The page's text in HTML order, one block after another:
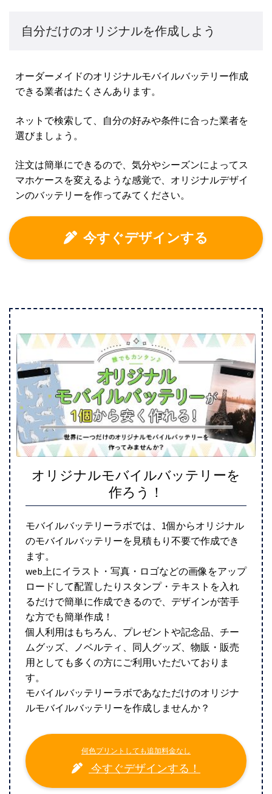
自分だけのオリジナルを作成しよう
オーダーメイドのオリジナルモバイルバッテリー作成
できる業者はたくさんあります。
ネットで検索して、自分の好みや条件に合った業者を
選びましょう。
注文は簡単にできるので、気分やシーズンによってス
マホケースを変えるような感覚で、オリジナルデザイ
ンのバッテリーを作ってみてください。
今すぐデザインする
オリジナルモバイルバッテリーを
作ろう！
モバイルバッテリーラボでは、1個からオリジナル
のモバイルバッテリーを見積もり不要で作成でき
ます。
web上にイラスト・写真・ロゴなどの画像をアップ
ロードして配置したりスタンプ・テキストを入れ
るだけで簡単に作成できるので、デザインが苦手
な方でも簡単作成！
個人利用はもちろん、プレゼントや記念品、チー
ムグッズ、ノベルティ、同人グッズ、物販・販売
用としても多くの方にご利用いただいておりま
す。
モバイルバッテリーラボであなただけのオリジナ
ルモバイルバッテリーを作成しませんか？
何色プリントしても追加料金なし
今すぐデザインする！